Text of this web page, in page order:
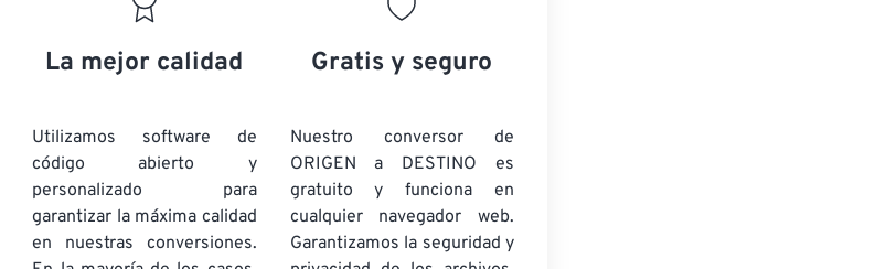
La mejor calidad
Utilizamos software de
código abierto y
personalizado para
garantizar la máxima calidad
en nuestras conversiones.
Gratis y seguro
Nuestro conversor de
ORIGEN a DESTINO es
gratuito y funciona en
cualquier navegador web.
Garantizamos la seguridad y